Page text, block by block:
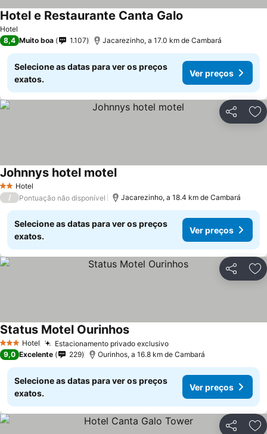
Hotel
Hotel e Restaurante Canta Galo
8,4 Muito boa 1.107 Jacarezinho, a 17.0 km de Cambará
Selecione as datas para ver os preços
exatos.
Ver preços
Partilhar
2 Estrelas
Hotel
Johnnys hotel motel
/ Pontuação não disponível Jacarezinho, a 18.4 km de Cambará
Selecione as datas para ver os preços
exatos.
Ver preços
Partilhar
3 EstrelasHotel Estacionamento privado exclusivo
Status Motel Ourinhos
9,0 Excelente 229 Ourinhos, a 16.8 km de Cambará
Selecione as datas para ver os preços
exatos.
Ver preços
Partilhar